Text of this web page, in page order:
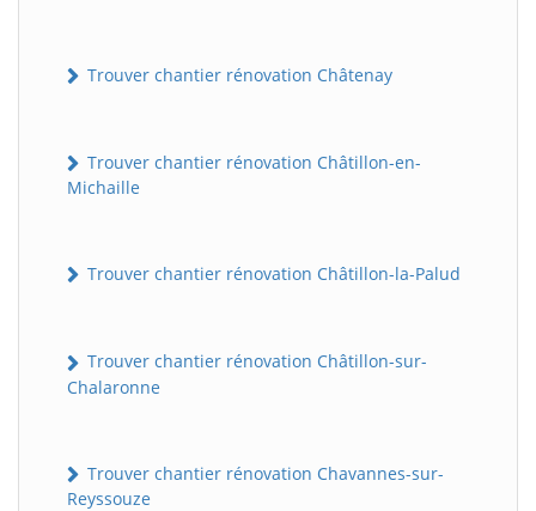
Trouver chantier rénovation Châtenay
Trouver chantier rénovation Châtillon-en-
Michaille
Trouver chantier rénovation Châtillon-la-Palud
Trouver chantier rénovation Châtillon-sur-
Chalaronne
Trouver chantier rénovation Chavannes-sur-
Reyssouze